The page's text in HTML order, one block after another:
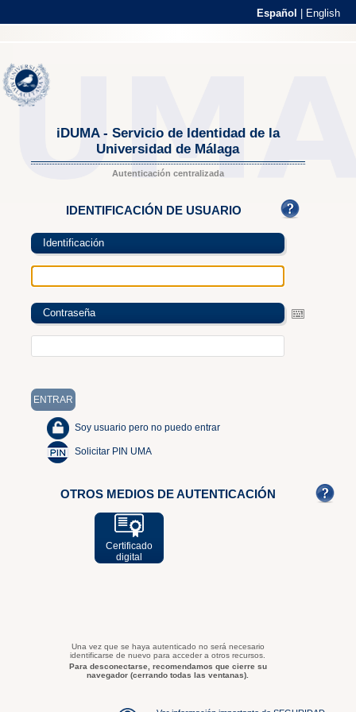
Español English
iDUMA - Servicio de Identidad de la
Universidad de Málaga
Autenticación centralizada
IDENTIFICACIÓN DE USUARIO
Identificación
Contraseña
Soy usuario pero no puedo entrar
Solicitar PIN UMA
OTROS MEDIOS DE AUTENTICACIÓN
Certificado
digital
Una vez que se haya autenticado no será necesario
identificarse de nuevo para acceder a otros recursos.
Para desconectarse, recomendamos que cierre su
navegador (cerrando todas las ventanas).